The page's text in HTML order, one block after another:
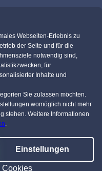
Bauen.de
Bungalow.de
Solutions GmbH
über61604Kunden
Instagram
YouTube
Webseiten-Erlebnis zu
der Seite und für die
notwendig sind,
für
Inhalte und
Sie zulassen möchten.
womöglich nicht mehr
stehen. Weitere Informationen
.
Einstellungen
Cookies